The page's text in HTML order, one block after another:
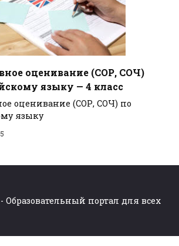
оценивание (СОР, СОЧ)
языку — 4 класс
оценивание (СОР, СОЧ) по
языку
Образовательный портал для всех